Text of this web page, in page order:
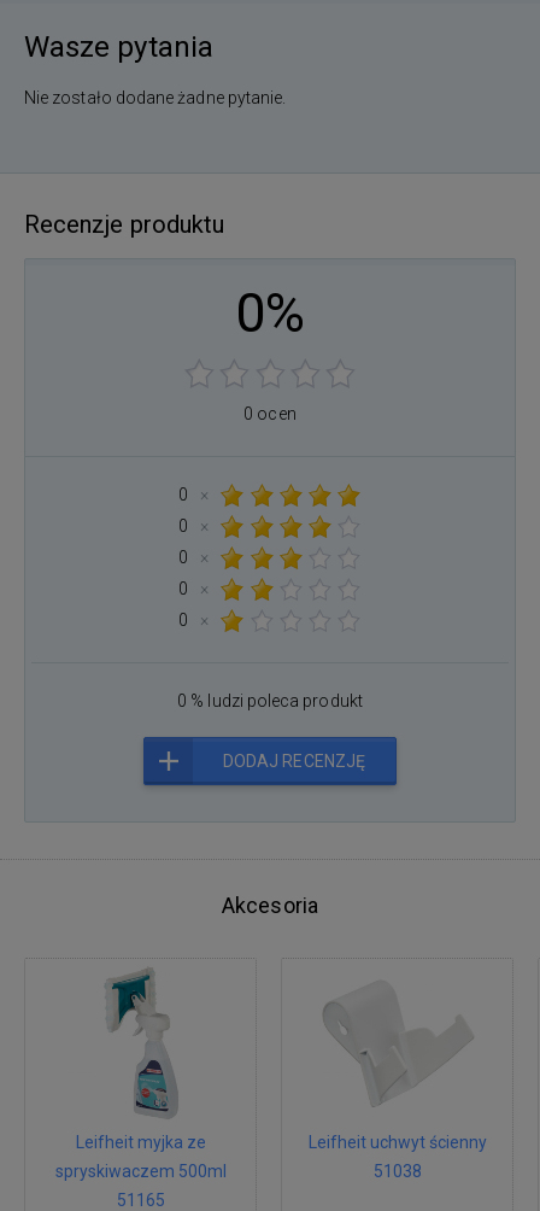
Wasze pytania
Nie zostało dodane żadne pytanie.
Recenzje produktu
0%
0 ocen
0
×
0
×
0
×
0
×
0
×
0 % ludzi poleca produkt
DODAJ RECENZJĘ
Akcesoria
Leifheit myjka ze
spryskiwaczem 500ml
51165
Leifheit uchwyt ścienny
51038